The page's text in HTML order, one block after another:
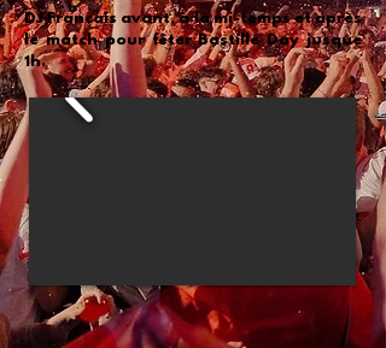
DJ Français avant, à la mi-temps et après
le match pour fêter Bastille Day jusque
1h.